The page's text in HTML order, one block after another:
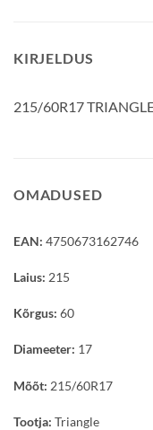
KIRJELDUS
215/60R17
OMADUSED
EAN: 4750673162746
Laius: 215
Kõrgus: 60
Diameeter: 17
Mõõt: 215/60R17
Tootja: Triangle